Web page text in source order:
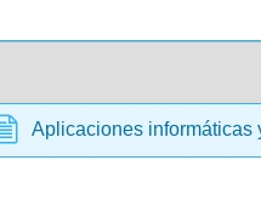
Aplicaciones informáticas